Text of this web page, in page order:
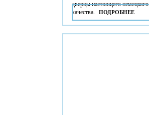
дверцы настоящего немецкого
качества.
ПОДРОБНЕЕ